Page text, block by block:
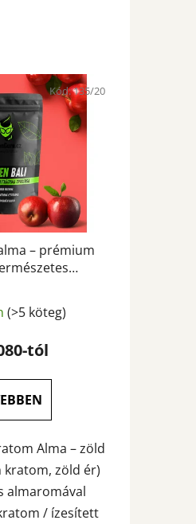
– prémium
(>5 köteg)
tól
Alma – zöld
kratom, zöld ér)
almaromával
/ ízesített
Kód:135/20